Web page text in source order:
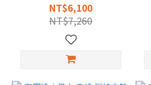
NT$6,100
NT$7,260